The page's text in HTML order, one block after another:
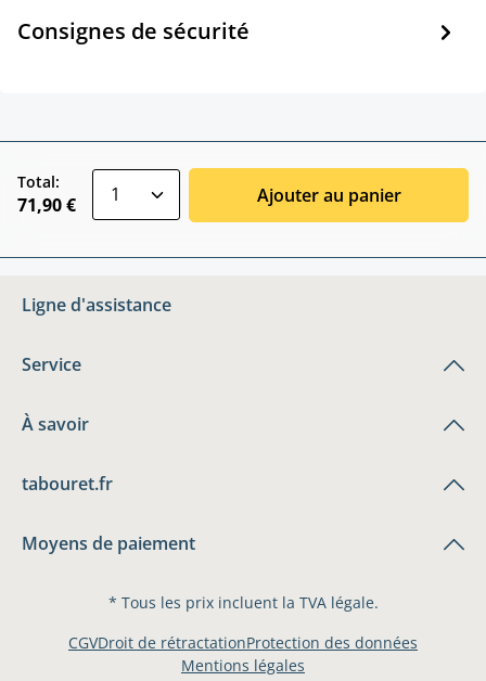
Consignes de sécurité
Total:
71,90 € Ajouter au panier
Ligne d'assistance
Service
À savoir
tabouret.fr
Moyens de paiement
* Tous les prix incluent la TVA légale.
CGVDroit de rétractationProtection des données
Mentions légales